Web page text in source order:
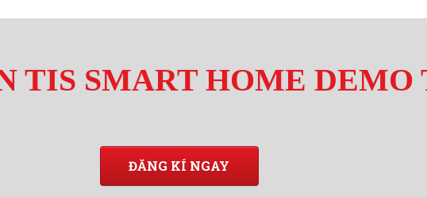
TIS SMART HOME DEMO
ĐĂNG KÍ NGAY